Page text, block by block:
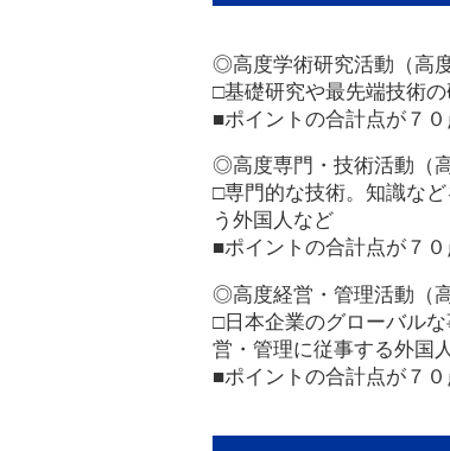
◎高度学術研究活動（高
□基礎研究や最先端技術
■ポイントの合計点が７０
◎高度専門・技術活動（
□専門的な技術。知識な
う外国人など
■ポイントの合計点が７
◎高度経営・管理活動（
□日本企業のグローバル
営・管理に従事する外国
■ポイントの合計点が７